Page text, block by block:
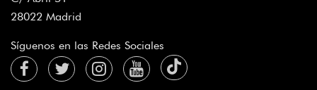
28022 Madrid
Síguenos en las Redes Sociales